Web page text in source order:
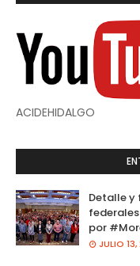
ACIDEHIDALGO
Detalle y
por
JULIO